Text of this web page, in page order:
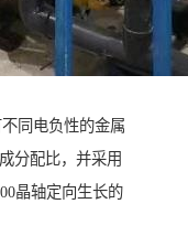
同电负性的金属
分配比，并采用
晶轴定向生长的